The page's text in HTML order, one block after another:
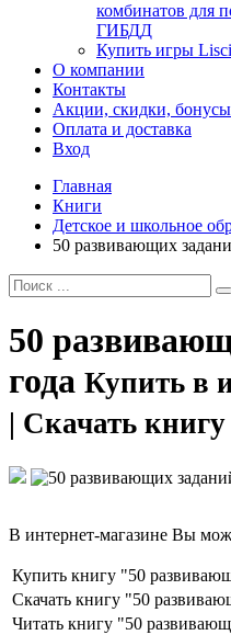
комбинатов для
ГИБДД
Купить игры
О компании
Контакты
Акции, скидки, бонусы
Оплата и доставка
Вход
Главная
Книги
Детское и школьное
50 развивающих
50
года Купить в
| Скачать
В интернет-магазине Вы
Купить книгу "50
Скачать книгу "50
Читать книгу "50